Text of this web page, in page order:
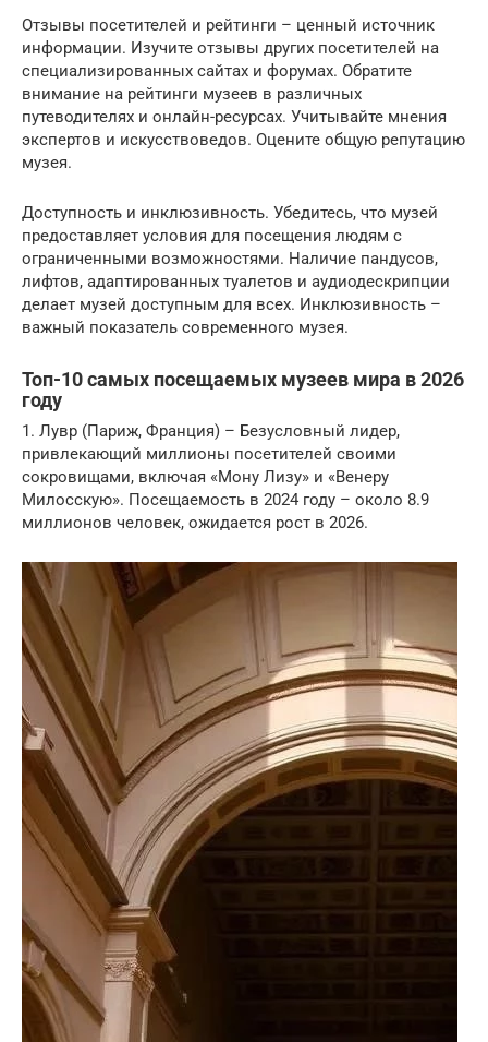
Отзывы посетителей и рейтинги – ценный источник
информации. Изучите отзывы других посетителей на
специализированных сайтах и форумах. Обратите
внимание на рейтинги музеев в различных
путеводителях и онлайн-ресурсах. Учитывайте мнения
экспертов и искусствоведов. Оцените общую репутацию
музея.
Доступность и инклюзивность. Убедитесь, что музей
предоставляет условия для посещения людям с
ограниченными возможностями. Наличие пандусов,
лифтов, адаптированных туалетов и аудиодескрипции
делает музей доступным для всех. Инклюзивность –
важный показатель современного музея.
Топ-10 самых посещаемых музеев мира в 2026
году
1. Лувр (Париж, Франция) – Безусловный лидер,
привлекающий миллионы посетителей своими
сокровищами, включая «Мону Лизу» и «Венеру
Милосскую». Посещаемость в 2024 году – около 8.9
миллионов человек, ожидается рост в 2026.